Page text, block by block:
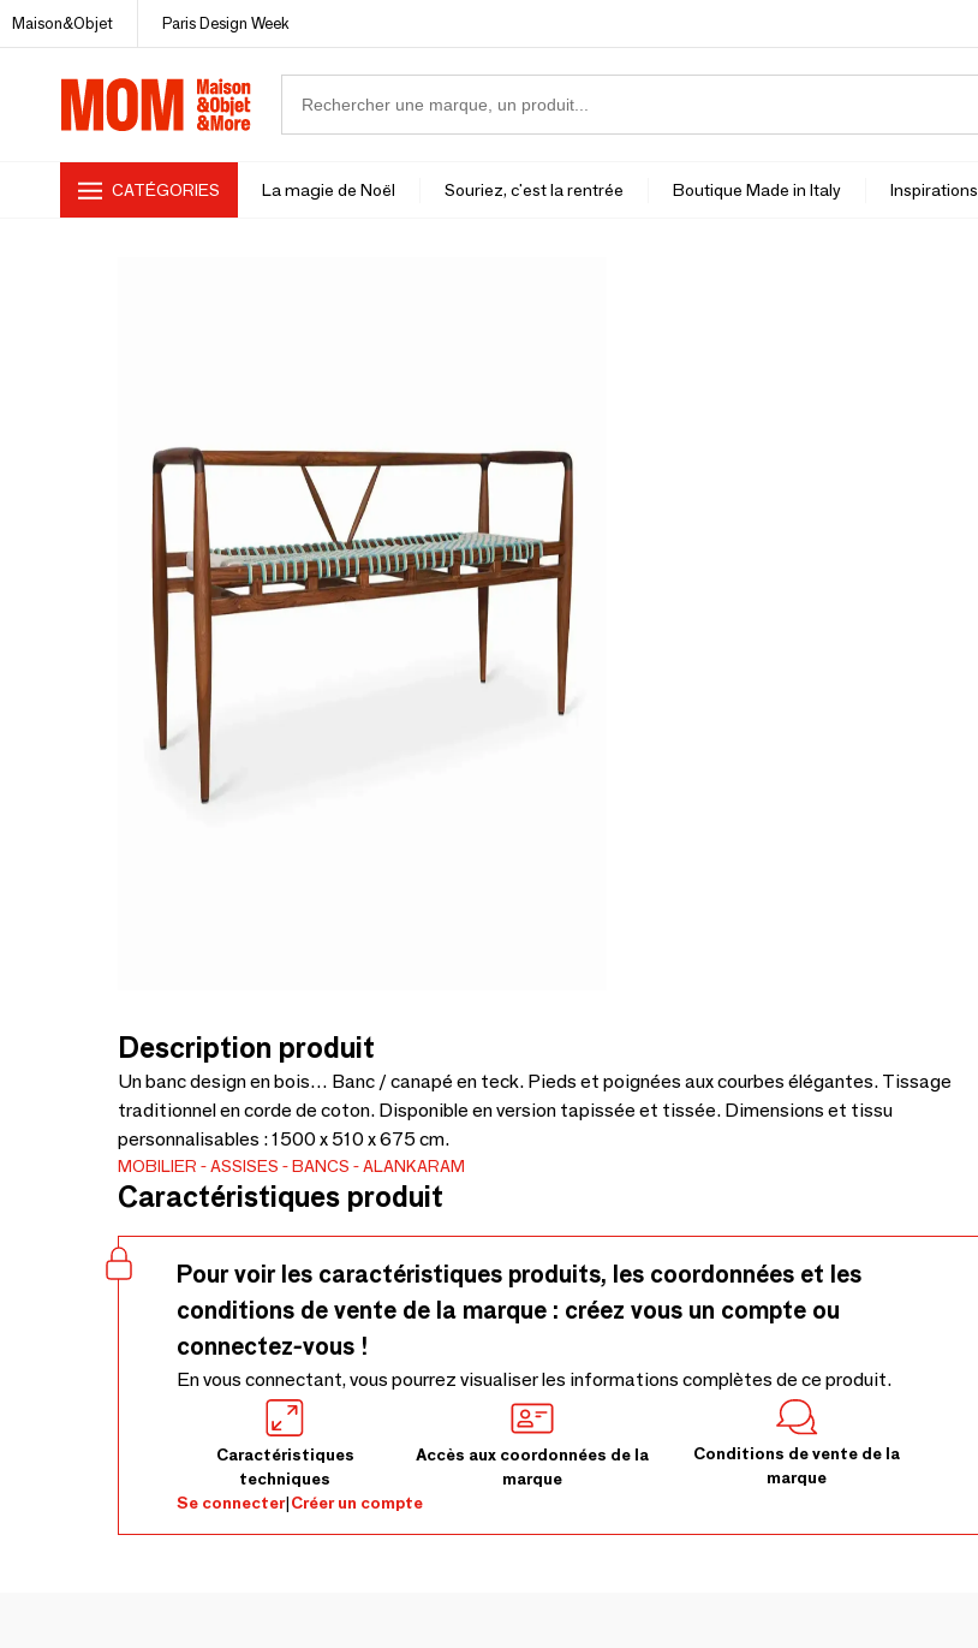
Maison&Objet Paris Design Week
CATÉGORIES La magie de Noël Souriez, c'est la rentrée Boutique Made in Italy Inspirations
Description produit
Un banc design en bois… Banc / canapé en teck. Pieds et poignées aux courbes élégantes. Tissage
traditionnel en corde de coton. Disponible en version tapissée et tissée. Dimensions et tissu
personnalisables : 1500 x 510 x 675 cm.
MOBILIER ASSISES BANCS ALANKARAM
Caractéristiques produit
Pour voir les caractéristiques produits, les coordonnées et les
conditions de vente de la marque : créez vous un compte ou
connectez-vous !
En vous connectant, vous pourrez visualiser les informations complètes de ce produit.
Caractéristiques
techniques
Accès aux coordonnées de la
marque
Conditions de vente de la
marque
Se connecter|Créer un compte